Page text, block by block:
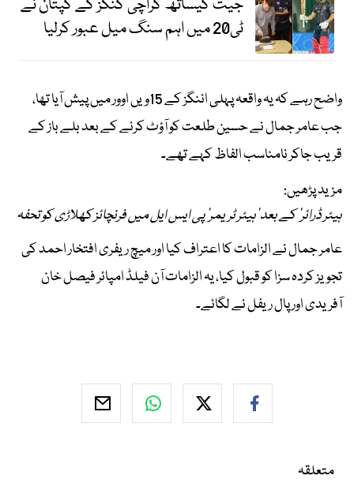
جیت کیساتھ کراچی کنگز کے کپتان نے
ٹی20 میں اہم سنگ میل عبور کرلیا
واضح رہے کہ یہ واقعہ پہلی اننگز کے 15ویں اوور میں پیش آیا تھا،
جب عامر جمال نے حسین طلعت کو آؤٹ کرنے کے بعد بلے باز کے
قریب جاکر نامناسب الفاظ کہے تھے۔
مزید پڑھیں:
ہیئر ڈرائر' کے بعد 'ہیئر ٹریمر' پی ایس ایل میں فرنچائز کھلاڑی کو تحفہ
عامر جمال نے الزامات کا اعتراف کیا اور میچ ریفری افتخار احمد کی
تجویز کردہ سزا کو قبول کیا، یہ الزامات آن فیلڈ امپائر فیصل خان
آفریدی اور پال ریفل نے لگائے۔
متعلقہ